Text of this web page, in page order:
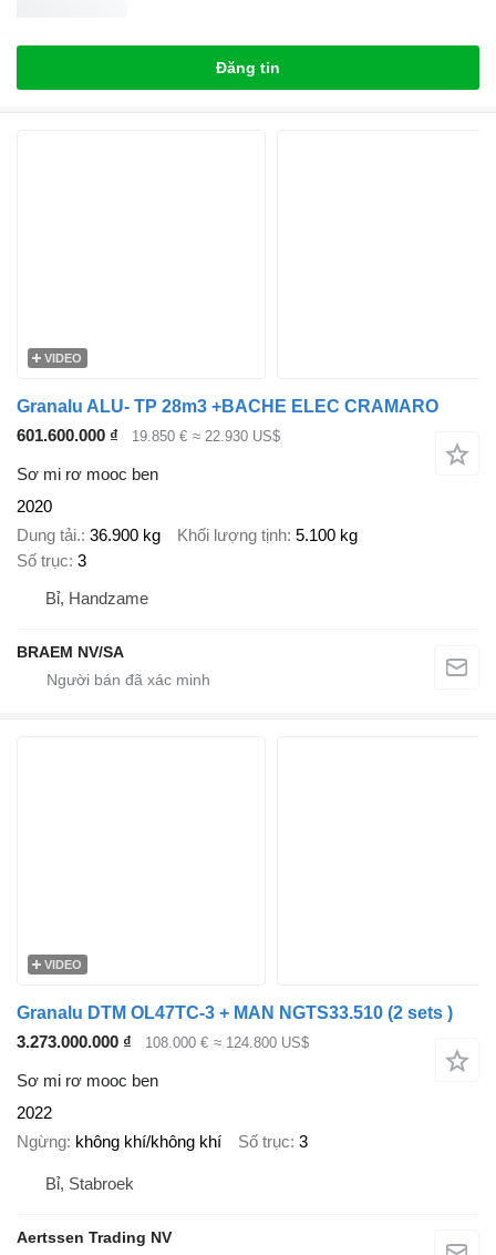
Đăng tin
VIDEO
Granalu ALU- TP 28m3 +BACHE ELEC CRAMARO
601.600.000 ₫
19.850 € ≈ 22.930 US$
Sơ mi rơ mooc ben
2020
Dung tải. 36.900 kg Khối lượng tịnh 5.100 kg
Số trục 3
Bỉ, Handzame
BRAEM NV/SA
VIDEO
Granalu DTM OL47TC-3 + MAN NGTS33.510 (2 sets )
3.273.000.000 ₫
108.000 € ≈ 124.800 US$
Sơ mi rơ mooc ben
2022
Ngừng không khí/không khí Số trục 3
Bỉ, Stabroek
Aertssen Trading NV